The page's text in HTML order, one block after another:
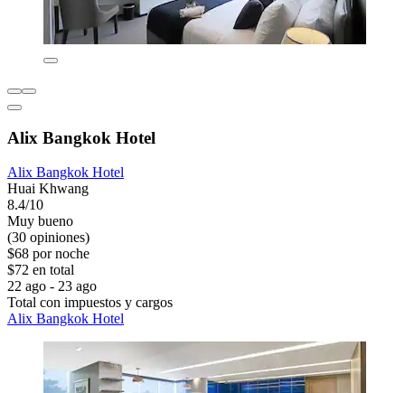
Alix Bangkok Hotel
Alix Bangkok Hotel
Huai Khwang
8.4/10
Muy bueno
(30 opiniones)
$68 por noche
$72 en total
22 ago - 23 ago
Total con impuestos y cargos
Alix Bangkok Hotel